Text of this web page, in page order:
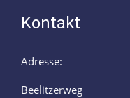
Kontakt
Adresse:
Beelitzerweg